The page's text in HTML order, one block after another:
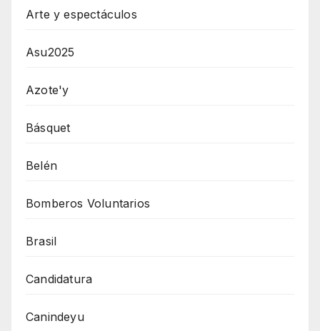
Arte y espectáculos
Asu2025
Azote'y
Básquet
Belén
Bomberos Voluntarios
Brasil
Candidatura
Canindeyu